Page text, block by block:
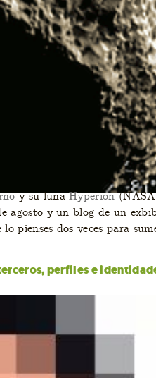
y su lunaHyperion
agosto y un blog de un
pienses dos veces para
perfiles e